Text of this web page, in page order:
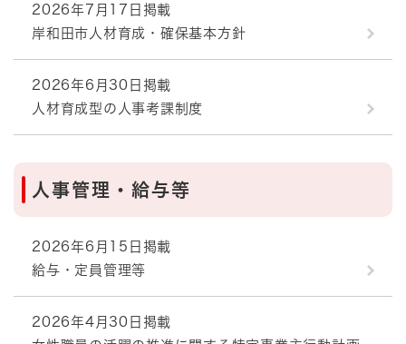
2026年7月17日掲載
岸和田市人材育成・確保基本方針
2026年6月30日掲載
人材育成型の人事考課制度
人事管理・給与等
2026年6月15日掲載
給与・定員管理等
2026年4月30日掲載